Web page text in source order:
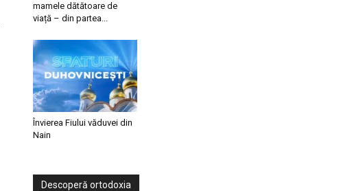
mamele dătătoare de
viață – din partea...
Învierea Fiului văduvei din
Nain
Descoperă ortodoxia